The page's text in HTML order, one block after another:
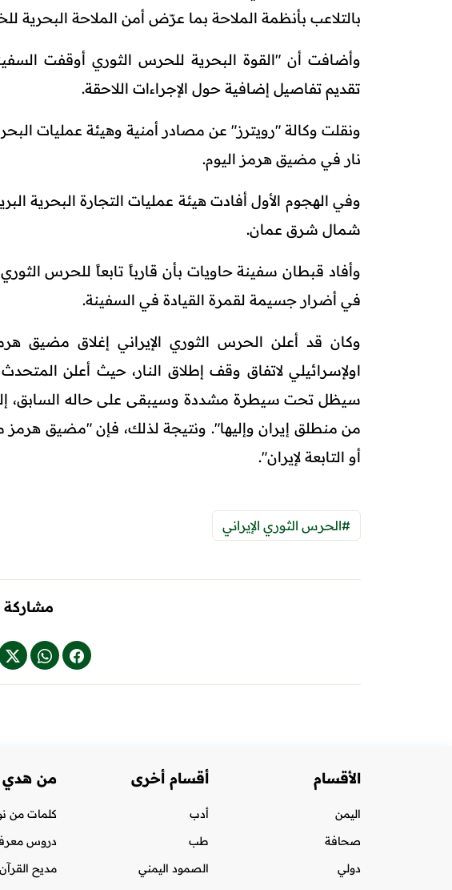
بالتلاعب بأنظمة الملاحة بما عرّض أمن الملاحة البحرية
وأضافت أن "القوة البحرية للحرس الثوري أوقفت
تقديم تفاصيل إضافية حول الإجراءات اللاحقة.
نار في مضيق هرمز اليوم.
شمال شرق عمان.
وأفاد قبطان سفينة حاويات بأن قارباً تابعاً للحرس
في أضرار جسيمة لقمرة القيادة في السفينة.
وكان قد أعلن الحرس الثوري الإيراني إغلاق مضيق
اولإسرائيلي لاتفاق وقف إطلاق النار، حيث أعلن
سيظل تحت سيطرة مشددة وسيبقى على حاله السابق،
من منطلق إيران وإليها". ونتيجة لذلك، فإن "مضيق هرمز
أو التابعة لإيران".
#الحرس الثوري الإيراني
مشاركة
الأقسام
اليمن
صحافة
دولي
أقسام أخرى
أدب
طب
الصمود اليمني
من هدي
كلمات من
دروس
مديح القرآن